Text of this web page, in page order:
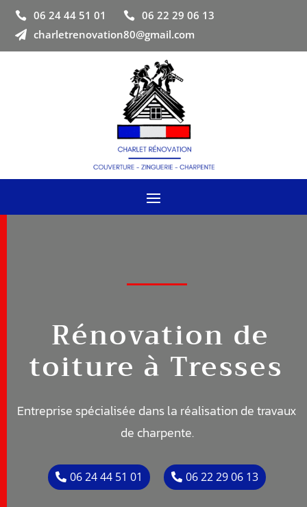
 06 24 44 51 01  06 22 29 06 13
 charletrenovation80@gmail.com
Rénovation de
toiture à Tresses
Entreprise spécialisée dans la réalisation de travaux
de charpente.
06 24 44 51 01 06 22 29 06 13